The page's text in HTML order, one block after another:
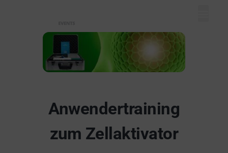
Anwendertraining
zum Zellaktivator